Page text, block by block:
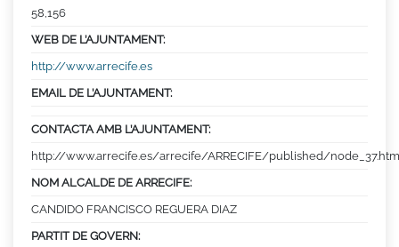
58,156
WEB DE L’AJUNTAMENT:
http://www.arrecife.es
EMAIL DE L’AJUNTAMENT:
CONTACTA AMB L’AJUNTAMENT:
http://www.arrecife.es/arrecife/ARRECIFE/published/
NOM ALCALDE DE ARRECIFE:
CANDIDO FRANCISCO REGUERA DIAZ
PARTIT DE GOVERN: